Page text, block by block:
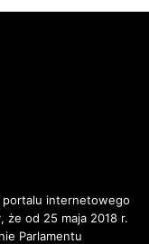
internetowego
że od 25 maja 2018 r.
Parlamentu